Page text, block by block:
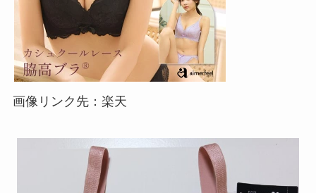
画像リンク先：楽天